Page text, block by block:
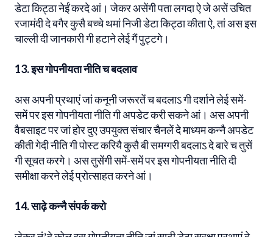
डेटा किट्ठा नेईं करदे आं। जेकर असेंगी पता लगदा ऐ जे असें उचित
रजामंदी दे बगैर कुसै बच्चे थमां निजी डेटा किट्ठा कीता ऐ, तां अस इस
चाल्ली दी जानकारी गी हटाने लेई गैं पुट्टगे।
13. इस गोपनीयता नीति च बदलाव
अस अपनी प्रथाएं जां कनूनी जरूरतें च बदलाऽ गी दर्शाने लेई समें-
समें पर इस गोपनीयता नीति गी अपडेट करी सकने आं। अस अपनी
वैबसाइट पर जां होर दुए उपयुक्त संचार चैनलें दे माध्यम कन्नै अपडेट
कीती गेदी नीति गी पोस्ट करियै कुसै बी समग्गरी बदलाऽ दे बारे च तुसें
गी सूचत करगे। अस तुसेंगी समें-समें पर इस गोपनीयता नीति दी
समीक्षा करने लेई प्रोत्साहत करने आं।
14. साढ़े कन्नै संपर्क करो